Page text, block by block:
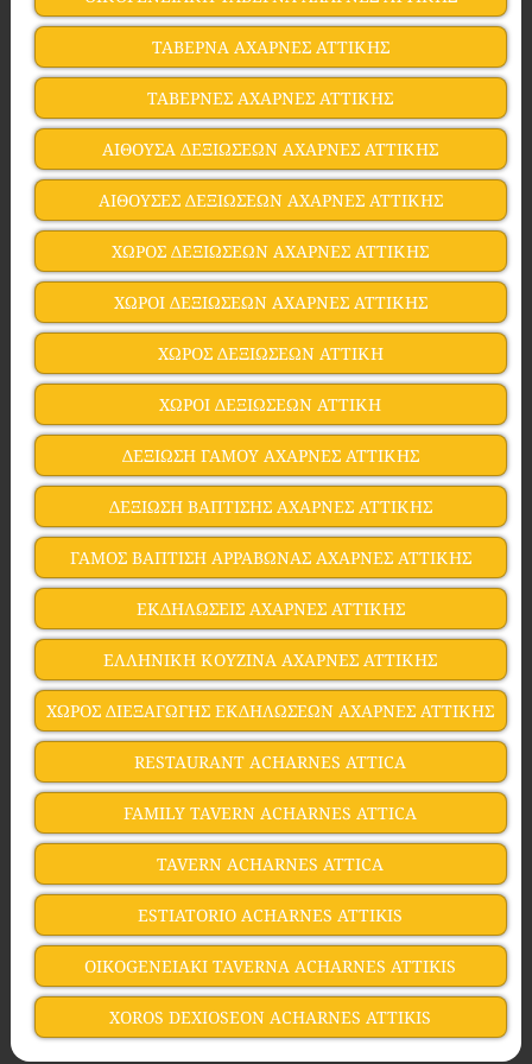
ΤΑΒΕΡΝΑ ΑΧΑΡΝΕΣ ΑΤΤΙΚΗΣ
ΤΑΒΕΡΝΕΣ ΑΧΑΡΝΕΣ ΑΤΤΙΚΗΣ
ΑΙΘΟΥΣΑ ΔΕΞΙΩΣΕΩΝ ΑΧΑΡΝΕΣ ΑΤΤΙΚΗΣ
ΑΙΘΟΥΣΕΣ ΔΕΞΙΩΣΕΩΝ ΑΧΑΡΝΕΣ ΑΤΤΙΚΗΣ
ΧΩΡΟΣ ΔΕΞΙΩΣΕΩΝ ΑΧΑΡΝΕΣ ΑΤΤΙΚΗΣ
ΧΩΡΟΙ ΔΕΞΙΩΣΕΩΝ ΑΧΑΡΝΕΣ ΑΤΤΙΚΗΣ
ΧΩΡΟΣ ΔΕΞΙΩΣΕΩΝ ΑΤΤΙΚΗ
ΧΩΡΟΙ ΔΕΞΙΩΣΕΩΝ ΑΤΤΙΚΗ
ΔΕΞΙΩΣΗ ΓΑΜΟΥ ΑΧΑΡΝΕΣ ΑΤΤΙΚΗΣ
ΔΕΞΙΩΣΗ ΒΑΠΤΙΣΗΣ ΑΧΑΡΝΕΣ ΑΤΤΙΚΗΣ
ΓΑΜΟΣ ΒΑΠΤΙΣΗ ΑΡΡΑΒΩΝΑΣ ΑΧΑΡΝΕΣ ΑΤΤΙΚΗΣ
ΕΚΔΗΛΩΣΕΙΣ ΑΧΑΡΝΕΣ ΑΤΤΙΚΗΣ
ΕΛΛΗΝΙΚΗ ΚΟΥΖΙΝΑ ΑΧΑΡΝΕΣ ΑΤΤΙΚΗΣ
ΧΩΡΟΣ ΔΙΕΞΑΓΩΓΗΣ ΕΚΔΗΛΩΣΕΩΝ ΑΧΑΡΝΕΣ ΑΤΤΙΚΗΣ
RESTAURANT ACHARNES ATTICA
FAMILY TAVERN ACHARNES ATTICA
TAVERN ACHARNES ATTICA
ESTIATORIO ACHARNES ATTIKIS
OIKOGENEIAKI TAVERNA ACHARNES ATTIKIS
XOROS DEXIOSEON ACHARNES ATTIKIS